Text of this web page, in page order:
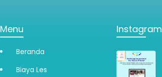
Menu
Beranda
Biaya Les
Instagram